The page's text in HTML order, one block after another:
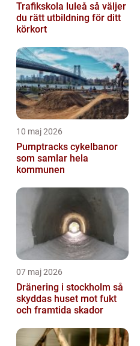
Trafikskola luleå så väljer
du rätt utbildning för ditt
körkort
10 maj 2026
Pumptracks cykelbanor
som samlar hela
kommunen
07 maj 2026
Dränering i stockholm så
skyddas huset mot fukt
och framtida skador